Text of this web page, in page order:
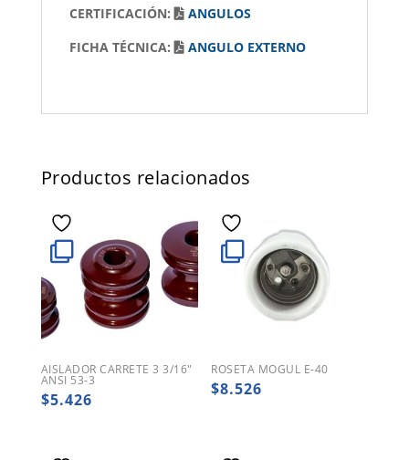
CERTIFICACIÓN:
ANGULOS
FICHA TÉCNICA:
ANGULO EXTERNO
Productos relacionados
AISLADOR CARRETE 3 3/16″
ANSI 53-3
$5.426
ROSETA MOGUL E-40
$8.526